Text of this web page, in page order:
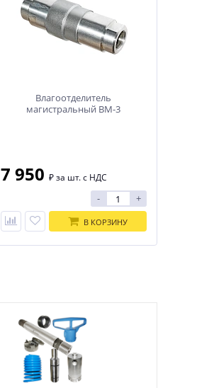
Влагоотделитель
магистральный ВМ-3
7 950 ₽за шт. с НДС
- +
В КОРЗИНУ